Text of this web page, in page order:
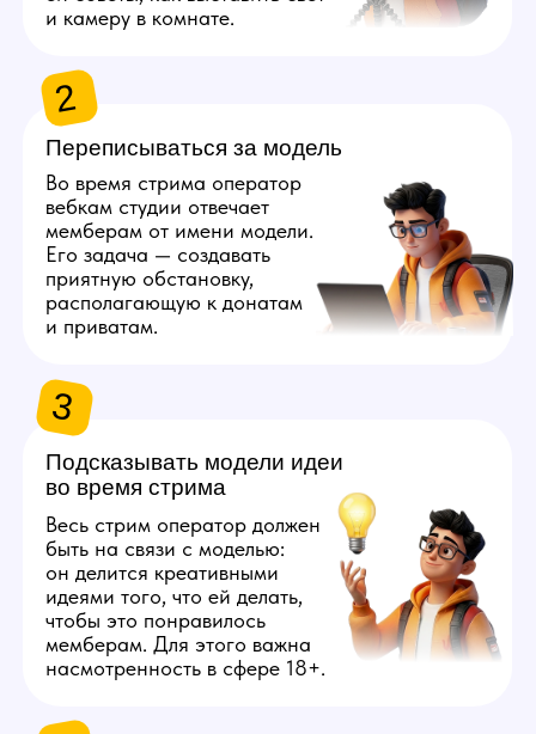
Рассчитывать доход
со смены
После окончания смены
оператор подсчитывает
выручку с каждой платформы
и присылает модели отчет
с информацией, сколько она
заработала.
К ОПЕРАТОРУ ВЕБКАМ
Быть совершеннолетним
Вебкам — это адалт индустрия,
поэтому ключевым требованием
является возраст от 18 лет. Пол
значения не имеет.
1